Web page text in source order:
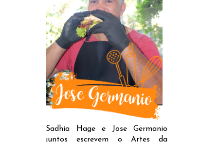
Sadhia Hage e Jose Germanio
juntos escrevem o Artes da